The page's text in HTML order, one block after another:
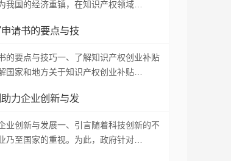
我国的经济重镇，在知识产权领域…
请书的要点与技
的要点与技巧一、了解知识产权创业补贴
国家和地方关于知识产权创业补贴…
力企业创新与发
业创新与发展一、引言随着科技创新的不
乃至国家的重视。为此，政府针对…